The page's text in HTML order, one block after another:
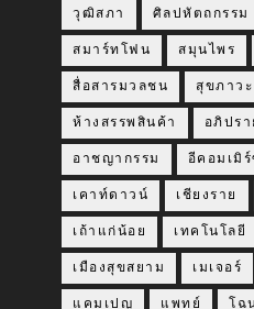
วุฒิสภา ศิลปหัตถกรรม
สมาร์ทโฟน สมุนไพร
สื่อสารมวลชน สุขภาวะ
ห้างสรรพสินค้า อภิปรา
อาชญากรรม อีคอมเมิร์
เคาท์ดาวน์ เชียงราย
เถ้าแก่น้อย เทคโนโลยี
เมืองสุขสยาม เมเจอร์
แคมเปญ แพทย์ โฉ